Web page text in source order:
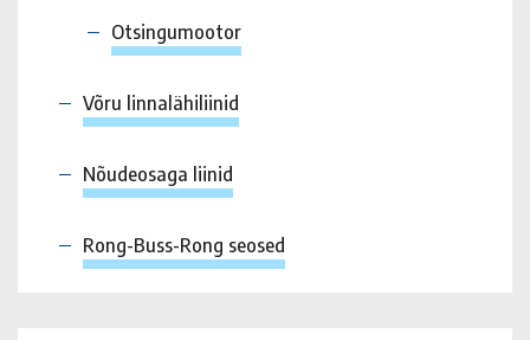
Otsingumootor
Võru linnalähiliinid
Nõudeosaga liinid
Rong-Buss-Rong seosed